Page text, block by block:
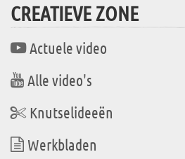
CREATIEVE ZONE
Actuele video
Alle video's
Knutselideeën
Werkbladen